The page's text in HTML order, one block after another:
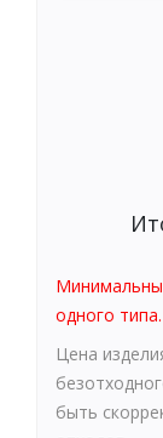
одного типа.
Цена
быть